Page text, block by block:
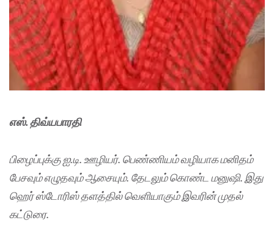
எஸ். திவ்யபாரதி
பிழைப்புக்கு ஐ.டி. ஊழியர். பெண்ணியம் வழியாக மனிதம்
பேசவும் எழுதவும் ஆசையும். தேடலும் கொண்ட மனுஷி. இது
ஹெர் ஸ்டோரிஸ் தளத்தில் வெளியாகும் இவரின் முதல்
கட்டுரை.